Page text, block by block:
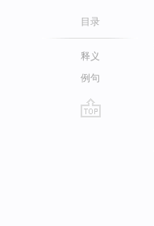
目录
释义
例句